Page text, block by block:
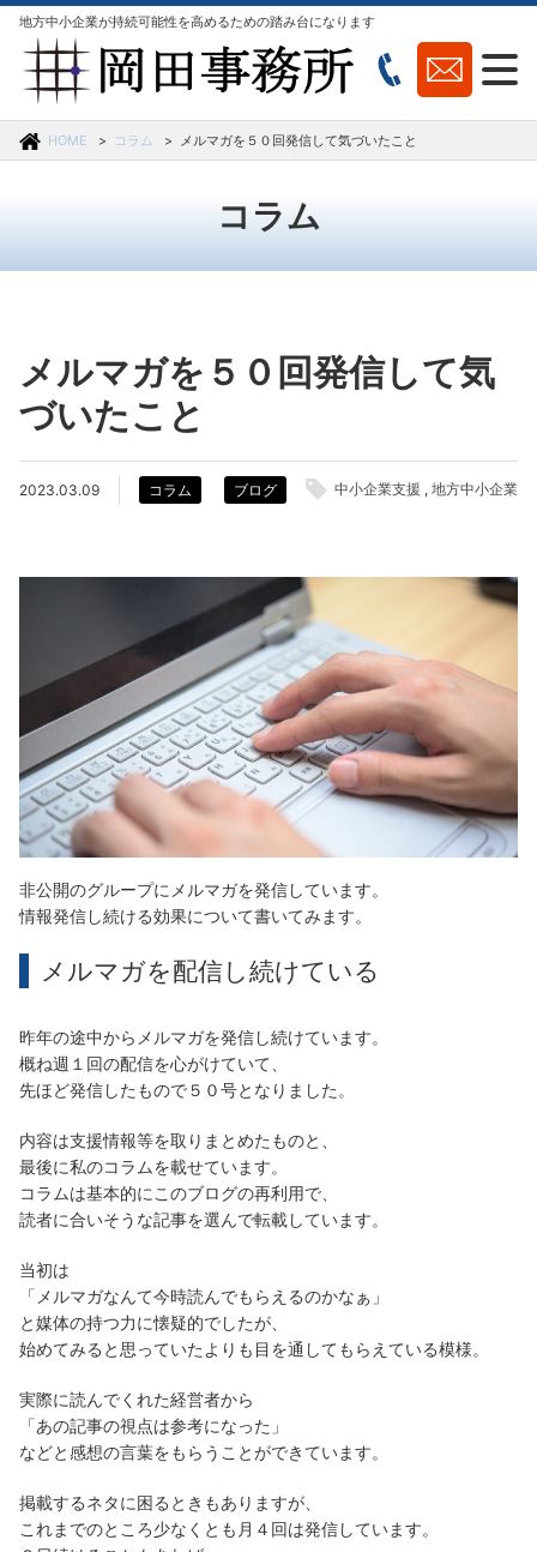
地方中小企業が持続可能性を高めるための踏み台になります
HOME コラム メルマガを５０回発信して気づいたこと
コラム
メルマガを５０回発信して気
づいたこと
2023.03.09 コラム ブログ 中小企業支援 地方中小企業
非公開のグループにメルマガを発信しています。
情報発信し続ける効果について書いてみます。
メルマガを配信し続けている
昨年の途中からメルマガを発信し続けています。
概ね週１回の配信を心がけていて、
先ほど発信したもので５０号となりました。
内容は支援情報等を取りまとめたものと、
最後に私のコラムを載せています。
コラムは基本的にこのブログの再利用で、
読者に合いそうな記事を選んで転載しています。
当初は
「メルマガなんて今時読んでもらえるのかなぁ」
と媒体の持つ力に懐疑的でしたが、
始めてみると思っていたよりも目を通してもらえている模様。
実際に読んでくれた経営者から
「あの記事の視点は参考になった」
などと感想の言葉をもらうことができています。
掲載するネタに困るときもありますが、
これまでのところ少なくとも月４回は発信しています。